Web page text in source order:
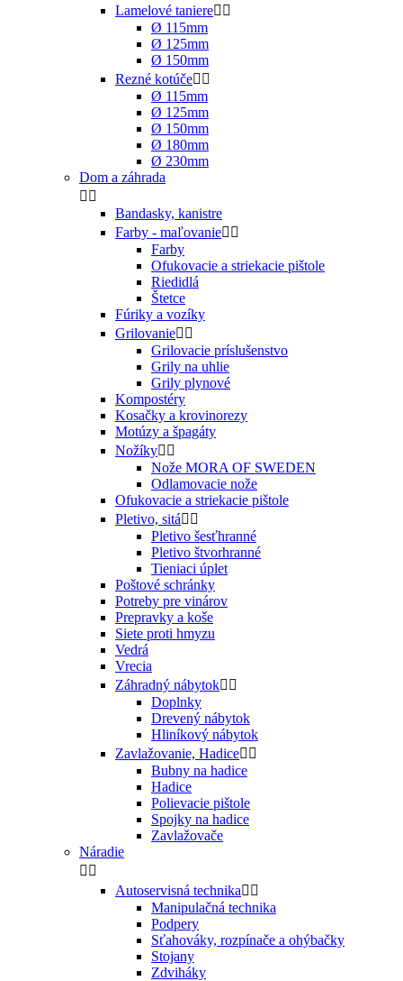
Lamelové taniere 
Ø 115mm
Ø 125mm
Ø 150mm
Rezné kotúče 
Ø 115mm
Ø 125mm
Ø 150mm
Ø 180mm
Ø 230mm
Dom a záhrada
 
Bandasky, kanistre
Farby - maľovanie 
Farby
Ofukovacie a striekacie pištole
Riedidlá
Štetce
Fúriky a vozíky
Grilovanie 
Grilovacie príslušenstvo
Grily na uhlie
Grily plynové
Kompostéry
Kosačky a krovinorezy
Motúzy a špagáty
Nožíky 
Nože MORA OF SWEDEN
Odlamovacie nože
Ofukovacie a striekacie pištole
Pletivo, sitá 
Pletivo šesťhranné
Pletivo štvorhranné
Tieniaci úplet
Poštové schránky
Potreby pre vinárov
Prepravky a koše
Siete proti hmyzu
Vedrá
Vrecia
Záhradný nábytok 
Doplnky
Drevený nábytok
Hliníkový nábytok
Zavlažovanie, Hadice 
Bubny na hadice
Hadice
Polievacie pištole
Spojky na hadice
Zavlažovače
Náradie
 
Autoservisná technika 
Manipulačná technika
Podpery
Sťahováky, rozpínače a ohýbačky
Stojany
Zdviháky